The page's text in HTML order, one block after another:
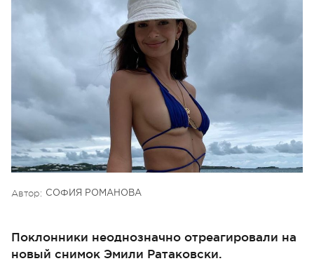
Автор: СОФИЯ РОМАНОВА
Поклонники неоднозначно отреагировали на
новый снимок Эмили Ратаковски.